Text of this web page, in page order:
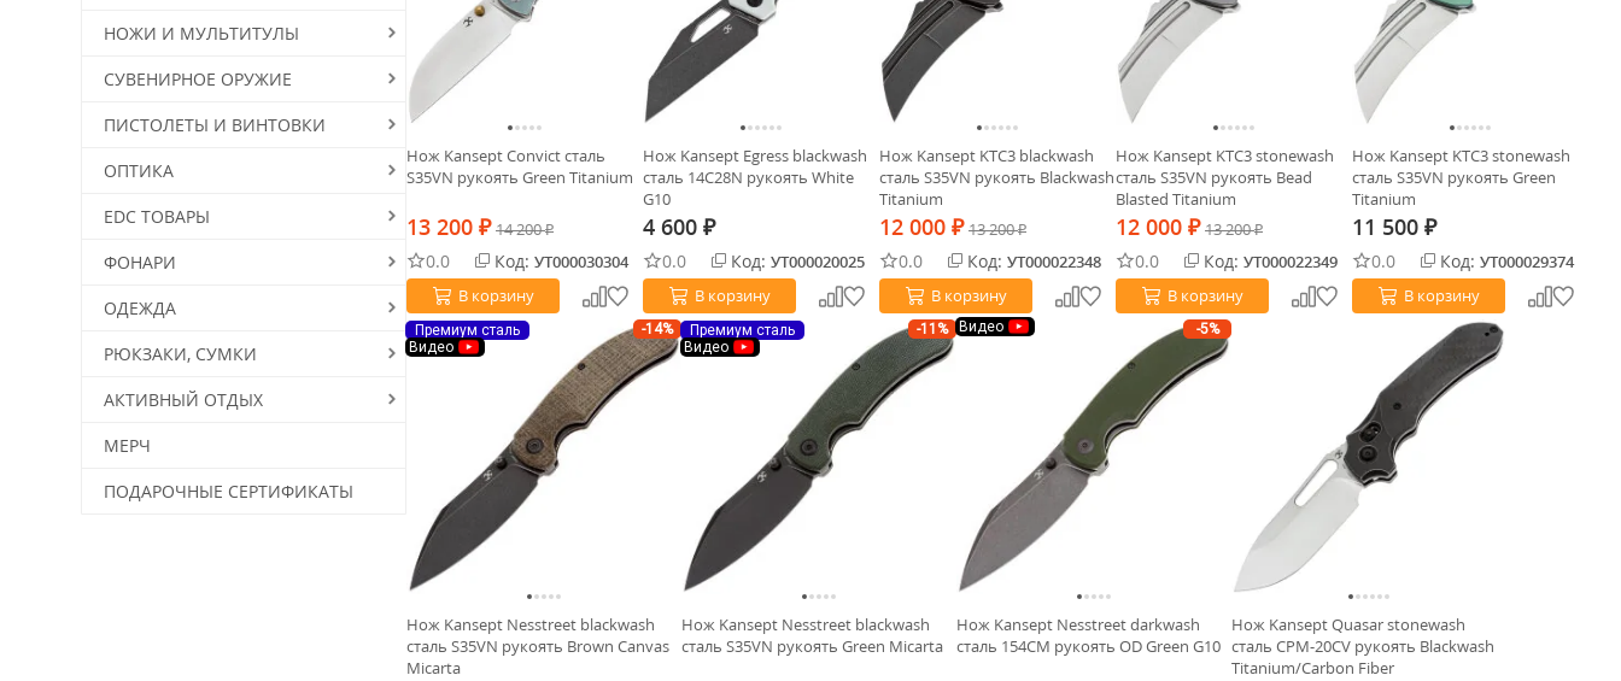
НОЖИ И МУЛЬТИТУЛЫ
СУВЕНИРНОЕ ОРУЖИЕ
ПИСТОЛЕТЫ И ВИНТОВКИ
ОПТИКА
EDC ТОВАРЫ
ФОНАРИ
ОДЕЖДА
РЮКЗАКИ, СУМКИ
АКТИВНЫЙ ОТДЫХ
МЕРЧ
ПОДАРОЧНЫЕ СЕРТИФИКАТЫ
Нож Kansept Convict сталь
S35VN рукоять Green Titanium
13 200 ₽ 14 200₽
0.0 Код: УТ000030304
В корзину
Нож Kansept Egress blackwash
сталь 14C28N рукоять White
G10
4 600 ₽
0.0 Код: УТ000020025
В корзину
Нож Kansept KTC3 blackwash
сталь S35VN рукоять Blackwash
Titanium
12 000 ₽ 13 200₽
0.0 Код: УТ000022348
В корзину
Нож Kansept KTC3 stonewash
сталь S35VN рукоять Bead
Blasted Titanium
12 000 ₽ 13 200₽
0.0 Код: УТ000022349
В корзину
Нож Kansept KTC3 stonewash
сталь S35VN рукоять Green
Titanium
11 500 ₽
0.0 Код: УТ000029374
В корзину
-14%
Премиум сталь
Видео
Нож Kansept Nesstreet blackwash
сталь S35VN рукоять Brown Canvas
Micarta
-11%
Премиум сталь
Видео
Нож Kansept Nesstreet blackwash
сталь S35VN рукоять Green Micarta
-5%
Видео
Нож Kansept Nesstreet darkwash
сталь 154CM рукоять OD Green G10
Нож Kansept Quasar stonewash
сталь CPM-20CV рукоять Blackwash
Titanium/Carbon Fiber